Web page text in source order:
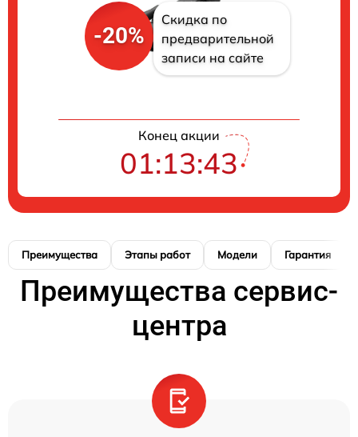
-20%
Скидка по
предварительной
записи на сайте
Конец акции
01:13:42
Преимущества Этапы работ Модели Гарантия
Преимущества сервис-
центра